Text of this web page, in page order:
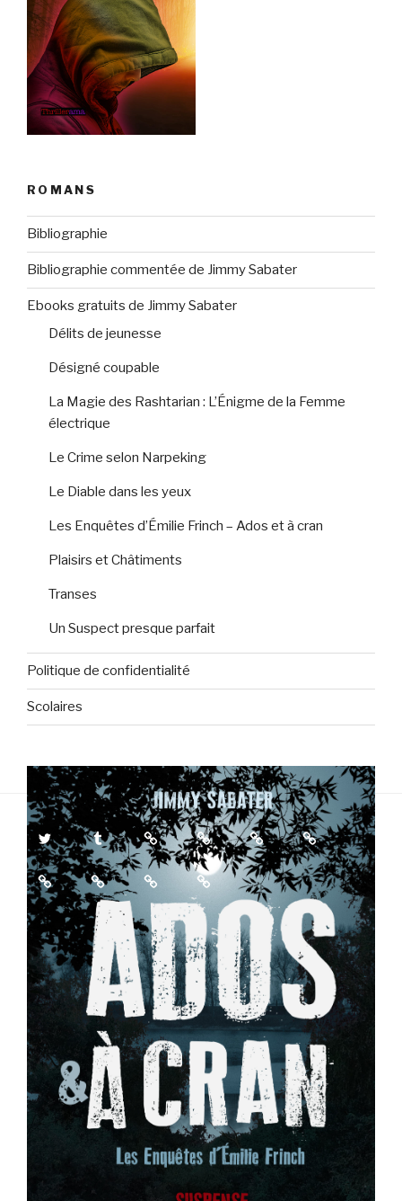
ROMANS
Bibliographie
Bibliographie commentée de Jimmy Sabater
Ebooks gratuits de Jimmy Sabater
Délits de jeunesse
Désigné coupable
La Magie des Rashtarian : L’Énigme de la Femme
électrique
Le Crime selon Narpeking
Le Diable dans les yeux
Les Enquêtes d’Émilie Frinch – Ados et à cran
Plaisirs et Châtiments
Transes
Un Suspect presque parfait
Politique de confidentialité
Scolaires
TwitterTumblr FeedbooksBabelioRose
et
Noir
Amazon
Culturebox
Est
Républicain
Nancybuzz
Le
Républicain
Lorrain
Politique de confidentialité
Fièrement propulsé par
WordPress